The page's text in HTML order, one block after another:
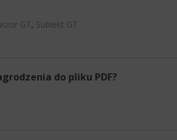
GT, Subiekt GT
do pliku PDF?